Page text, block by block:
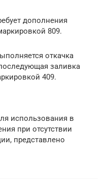
дополнения
809.
откачка
заливка
409.
использования в
при отсутствии
представлено